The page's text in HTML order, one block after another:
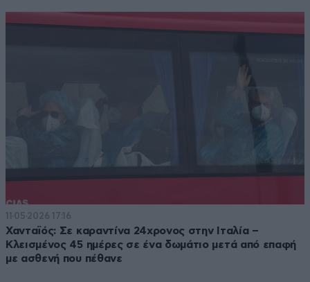
11·05·2026 17:16
Χανταϊός: Σε καραντίνα 24χρονος στην Ιταλία –
Κλεισμένος 45 ημέρες σε ένα δωμάτιο μετά από επαφή
με ασθενή που πέθανε